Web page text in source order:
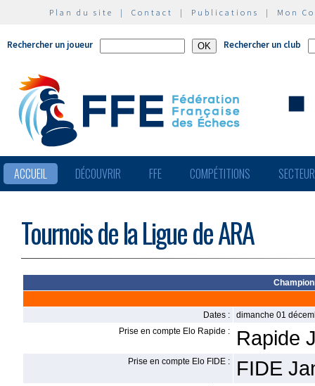
Plan du site | Contact | Publications | Mon
Rechercher un joueur Rechercher un club
ACCUEIL DÉCOUVRIR FFE COMPÉTITIONS
Tournois de la Ligue de ARA
Dates :
dimanche 01
Prise en compte Elo Rapide :
Rapide
Prise en compte Elo FIDE : FIDE